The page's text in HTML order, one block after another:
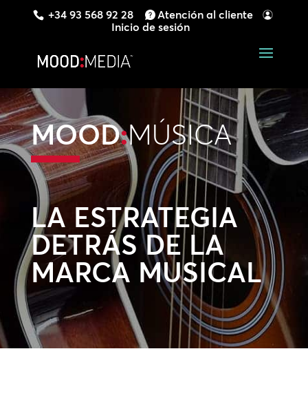
+34 93 568 92 28
Atención al cliente
Inicio de sesión
MOOD:MÚSICA
LA ESTRATEGIA
DETRÁS DE LA
MARCA MUSICAL